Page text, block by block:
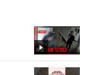
영
상